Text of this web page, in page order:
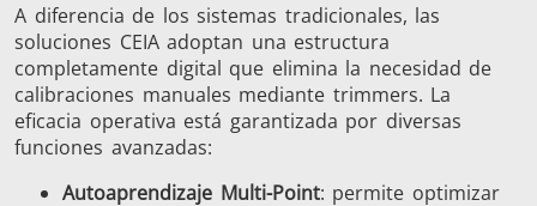
A diferencia de los sistemas tradicionales, las
soluciones CEIA adoptan una estructura
completamente digital que elimina la necesidad de
calibraciones manuales mediante trimmers. La
eficacia operativa está garantizada por diversas
funciones avanzadas:
Autoaprendizaje Multi-Point: permite optimizar